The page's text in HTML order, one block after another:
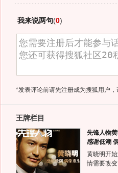
我来说两句(0)
*发表评论前请先注册成为搜狐用户，
王牌栏目
先锋人物黄
感谢低潮
黄晓明开
情需要改